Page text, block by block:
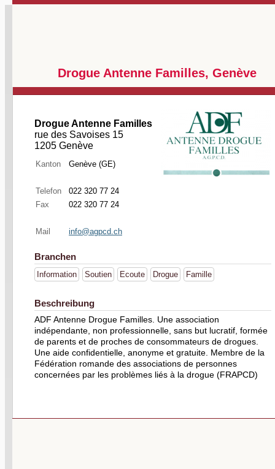
Drogue Antenne Familles, Genève
Drogue Antenne Familles
rue des Savoises 15
1205 Genève
Kanton Genève (GE)
Telefon
022 320 77 24
Fax
022 320 77 24
Mail info@agpcd.ch
Branchen
Information Soutien Ecoute Drogue Famille
Beschreibung
ADF Antenne Drogue Familles. Une association
indépendante, non professionnelle, sans but lucratif, formée
de parents et de proches de consommateurs de drogues.
Une aide confidentielle, anonyme et gratuite. Membre de la
Fédération romande des associations de personnes
concernées par les problèmes liés à la drogue (FRAPCD)